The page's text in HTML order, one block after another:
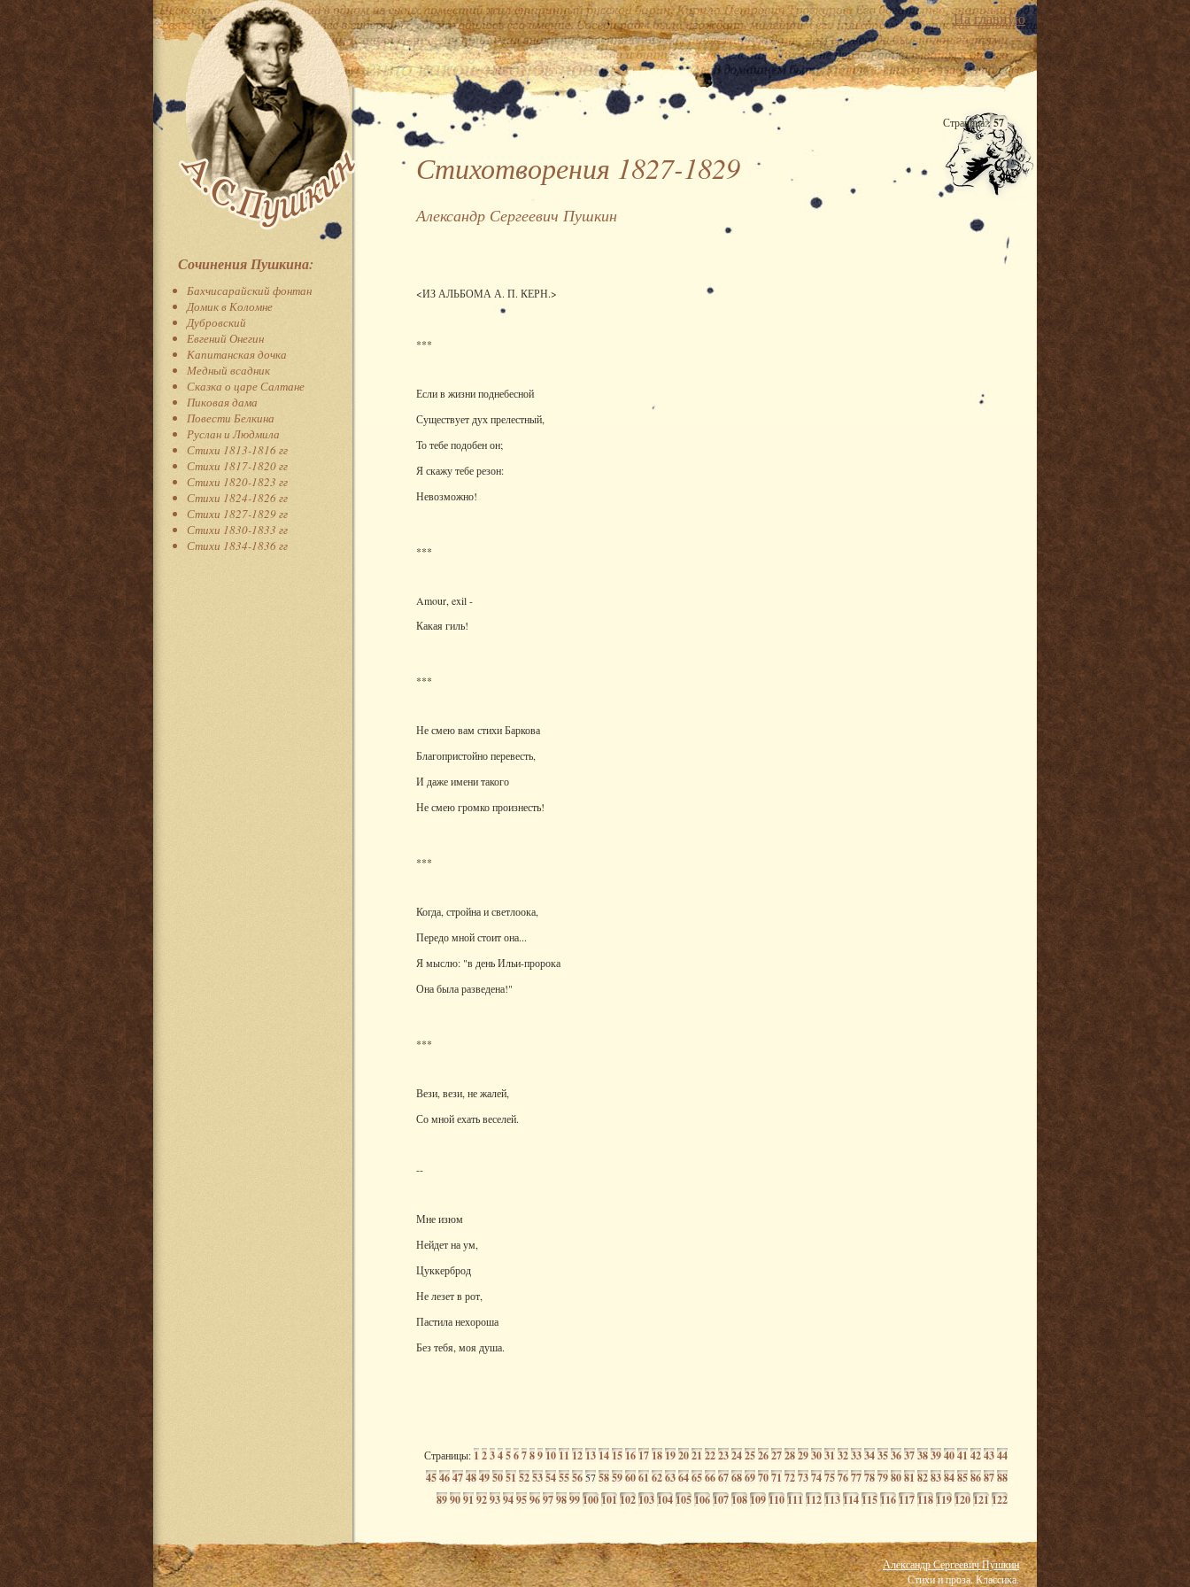
Сочинения Пушкина:
Бахчисарайский фонтан
Домик в Коломне
Дубровский
Евгений Онегин
Капитанская дочка
Медный всадник
Сказка о царе Салтане
Пиковая дама
Повести Белкина
Руслан и Людмила
Стихи 1813-1816 гг
Стихи 1817-1820 гг
Стихи 1820-1823 гг
Стихи 1824-1826 гг
Стихи 1827-1829 гг
Стихи 1830-1833 гг
Стихи 1834-1836 гг
На главную
Страница: 57
Стихотворения 1827-1829
Александр Сергеевич Пушкин
<ИЗ АЛЬБОМА А. П. КЕРН.>
***
Если в жизни поднебесной
Существует дух прелестный,
То тебе подобен он;
Я скажу тебе резон:
Невозможно!
***
Amour, exil -
Какая гиль!
***
Не смею вам стихи Баркова
Благопристойно перевесть,
И даже имени такого
Не смею громко произнесть!
***
Когда, стройна и светлоока,
Передо мной стоит она...
Я мыслю: "в день Ильи-пророка
Она была разведена!"
***
Вези, вези, не жалей,
Со мной ехать веселей.
--
Мне изюм
Нейдет на ум,
Цуккерброд
Не лезет в рот,
Пастила нехороша
Без тебя, моя душа.
Страницы:1 234567891011121314151617181920212223242526272829303132333435363738394041424344
4546474849505152535455565758596061626364656667686970717273747576777879808182838485868788
8990919293949596979899100101102103104105106107108109110111112113114115116117118119120121122
Александр Сергеевич Пушкин
Стихи и проза. Классика.